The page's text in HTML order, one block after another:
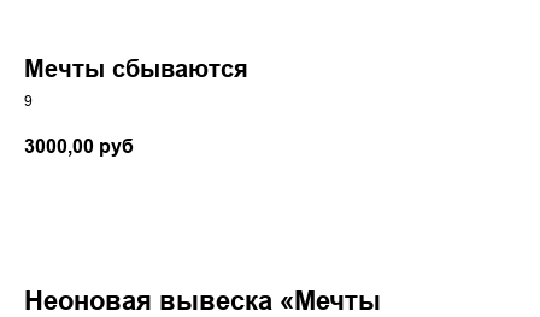
Мечты сбываются
9
3000,00 руб
Неоновая вывеска «Мечты